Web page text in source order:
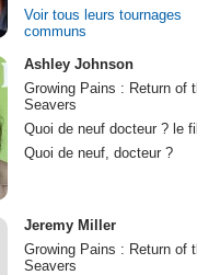
Voir tous leurs tournages
communs
Ashley Johnson
Growing Pains : Return of
Seavers
Quoi de neuf docteur ? le
Quoi de neuf, docteur ?
Jeremy Miller
Growing Pains : Return of
Seavers